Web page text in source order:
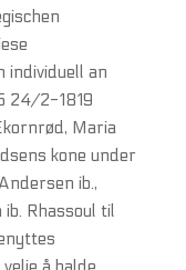
individuell an
24/2-1819
Maria
kone under
ib.,
Rhassoul til